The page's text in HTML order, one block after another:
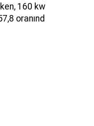
160 kw
oranınd